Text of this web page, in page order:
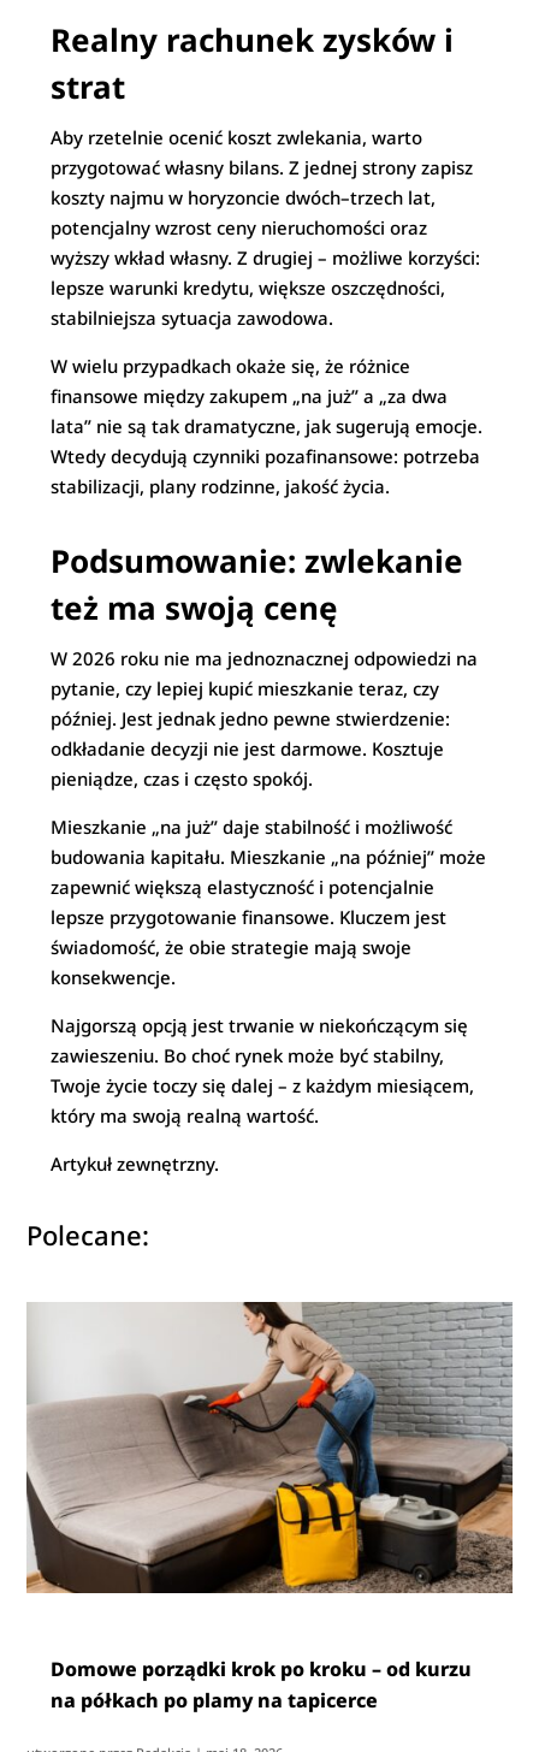
Realny rachunek zysków i
strat
Aby rzetelnie ocenić koszt zwlekania, warto
przygotować własny bilans. Z jednej strony zapisz
koszty najmu w horyzoncie dwóch–trzech lat,
potencjalny wzrost ceny nieruchomości oraz
wyższy wkład własny. Z drugiej – możliwe korzyści:
lepsze warunki kredytu, większe oszczędności,
stabilniejsza sytuacja zawodowa.
W wielu przypadkach okaże się, że różnice
finansowe między zakupem „na już” a „za dwa
lata” nie są tak dramatyczne, jak sugerują emocje.
Wtedy decydują czynniki pozafinansowe: potrzeba
stabilizacji, plany rodzinne, jakość życia.
Podsumowanie: zwlekanie
też ma swoją cenę
W 2026 roku nie ma jednoznacznej odpowiedzi na
pytanie, czy lepiej kupić mieszkanie teraz, czy
później. Jest jednak jedno pewne stwierdzenie:
odkładanie decyzji nie jest darmowe. Kosztuje
pieniądze, czas i często spokój.
Mieszkanie „na już” daje stabilność i możliwość
budowania kapitału. Mieszkanie „na później” może
zapewnić większą elastyczność i potencjalnie
lepsze przygotowanie finansowe. Kluczem jest
świadomość, że obie strategie mają swoje
konsekwencje.
Najgorszą opcją jest trwanie w niekończącym się
zawieszeniu. Bo choć rynek może być stabilny,
Twoje życie toczy się dalej – z każdym miesiącem,
który ma swoją realną wartość.
Artykuł zewnętrzny.
Polecane:
Domowe porządki krok po kroku – od kurzu
na półkach po plamy na tapicerce